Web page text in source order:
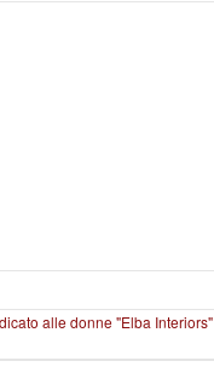
alle donne"Elba Interiors"